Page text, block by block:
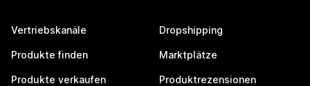
Vertriebskanäle
Produkte finden
Produkte verkaufen
Dropshipping
Marktplätze
Produktrezensionen